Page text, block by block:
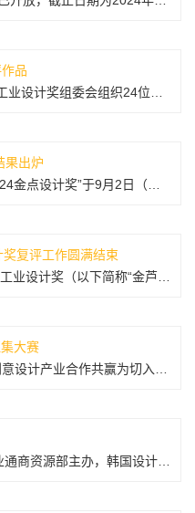
品
果出炉
复评工作圆满结束
大赛